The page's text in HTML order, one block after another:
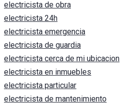
electricista de obra
electricista 24h
electricista emergencia
electricista de guardia
electricista cerca de mi ubicacion
electricista en inmuebles
electricista particular
electricista de mantenimiento